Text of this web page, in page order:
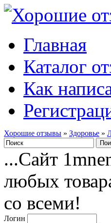
Главная
Каталог
Как
Хорошие отзывы » Здоровье »
...Сайт
любых
со всеми!
Логин